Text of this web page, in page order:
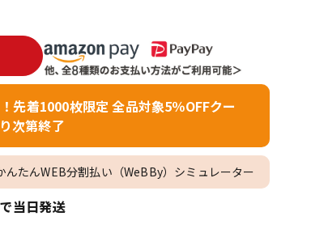
先着1000枚限定 全品対象5％OFFクー
次第終了
たんWEB分割払い（WeBBy）シミュレーター
当日発送